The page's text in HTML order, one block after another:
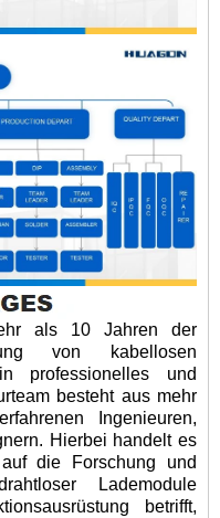
als 10 Jahren der
von kabellosen
professionelles und
besteht aus mehr
Ingenieuren,
Hierbei handelt es
die Forschung und
Lademodule
betrifft,